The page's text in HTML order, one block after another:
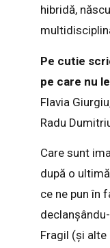
hibridă,
Pe cutie
pe care nu
Flavia
Radu
Care sunt
după o
ce ne pun în
Fragil (și alte